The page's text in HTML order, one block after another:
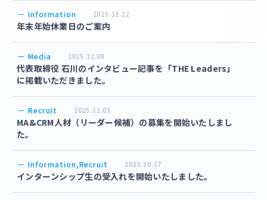
Information 2025.12.22
年末年始休業日のご案内
Media 2025.12.08
代表取締役 石川のインタビュー記事を「THE Leaders」
に掲載いただきました。
Recruit 2025.12.03
MA&CRM人材（リーダー候補）の募集を開始いたしまし
た。
Information,Recruit 2025.10.17
インターンシップ生の受入れを開始いたしました。